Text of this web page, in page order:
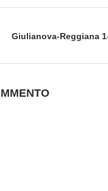
Giulianova-Reggiana